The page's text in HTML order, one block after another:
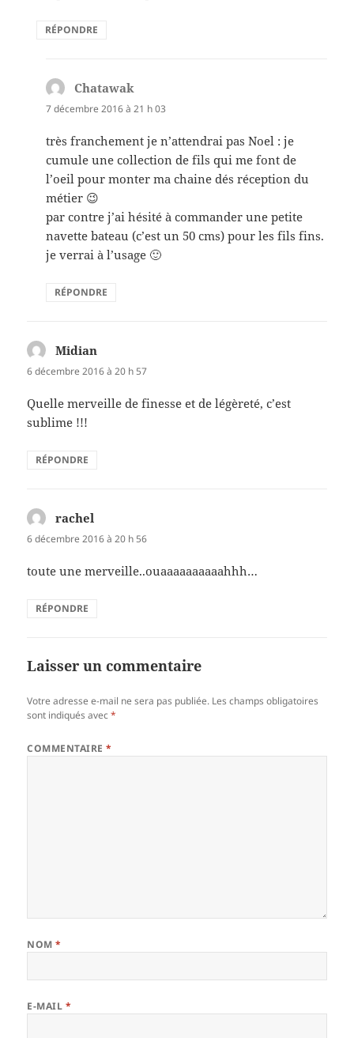
RÉPONDRE
Chatawak
7 décembre 2016 à 21 h 03
très franchement je n’attendrai pas Noel : je
cumule une collection de fils qui me font de
l’oeil pour monter ma chaine dés réception du
métier 😉
par contre j’ai hésité à commander une petite
navette bateau (c’est un 50 cms) pour les fils fins.
je verrai à l’usage 🙂
RÉPONDRE
Midian
6 décembre 2016 à 20 h 57
Quelle merveille de finesse et de légèreté, c’est
sublime !!!
RÉPONDRE
rachel
6 décembre 2016 à 20 h 56
toute une merveille..ouaaaaaaaaaahhh…
RÉPONDRE
Laisser un commentaire
Votre adresse e-mail ne sera pas publiée. Les champs obligatoires
sont indiqués avec*
COMMENTAIRE*
NOM*
E-MAIL *